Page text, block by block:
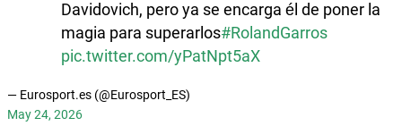
Davidovich, pero ya se encarga él de poner la
magia para superarlos#RolandGarros
pic.twitter.com/yPatNpt5aX
— Eurosport.es (@Eurosport_ES)
May 24, 2026